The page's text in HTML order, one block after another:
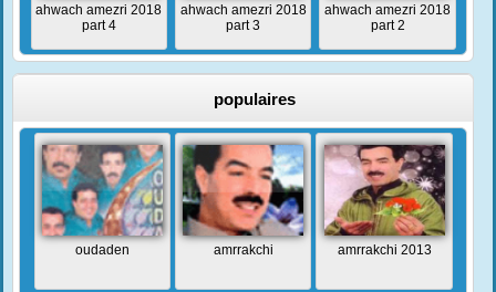
ahwach amezri 2018
part 4
ahwach amezri 2018
part 3
ahwach amezri 2018
part 2
populaires
oudaden amrrakchi amrrakchi 2013